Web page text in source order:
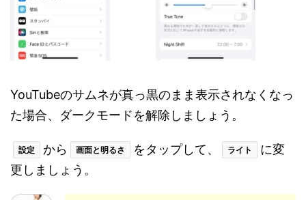
YouTubeのサムネが真っ黒のまま表示されなくなっ
た場合、ダークモードを解除しましょう。
設定 から 画面と明るさ をタップして、 ライト
に変
更しましょう。